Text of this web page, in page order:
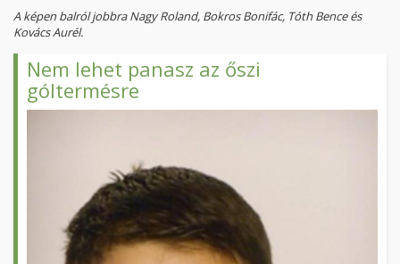
A képen balról jobbra Nagy Roland, Bokros Bonifác, Tóth Bence és
Kovács Aurél.
Nem lehet panasz az őszi
góltermésre